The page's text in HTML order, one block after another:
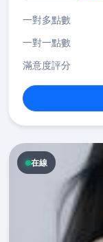
一對多點數
一對一點數
滿意度評分
在線